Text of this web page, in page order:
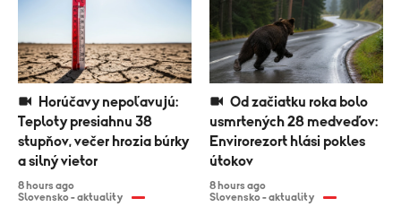
Teploty presiahnu 38
stupňov, večer hrozia búrky
a silný vietor
8 hours ago
Slovensko - aktuality
usmrtených 28 medveďov:
Envirorezort hlási pokles
útokov
8 hours ago
Slovensko - aktuality